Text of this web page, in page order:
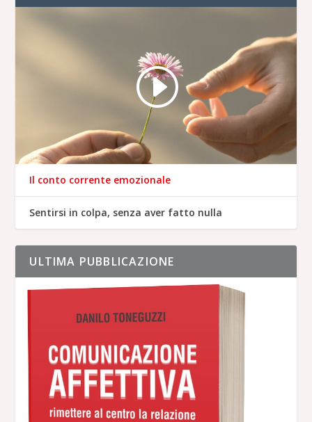
Il conto corrente emozionale
Sentirsi in colpa, senza aver fatto nulla
ULTIMA PUBBLICAZIONE